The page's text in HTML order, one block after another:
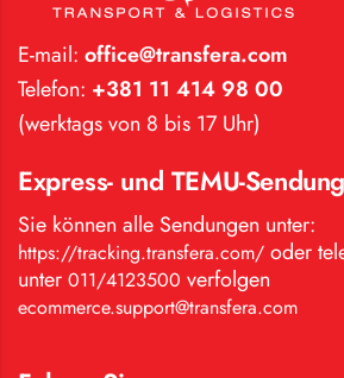
E-mail: office@transfera.com
Telefon: +381 11 414 98 00
(werktags von 8 bis 17 Uhr)
Express- und TEMU-
Sie können alle Sendungen unter:
https://tracking.transfera.com/ oder
unter 011/4123500 verfolgen
ecommerce.support@transfera.com